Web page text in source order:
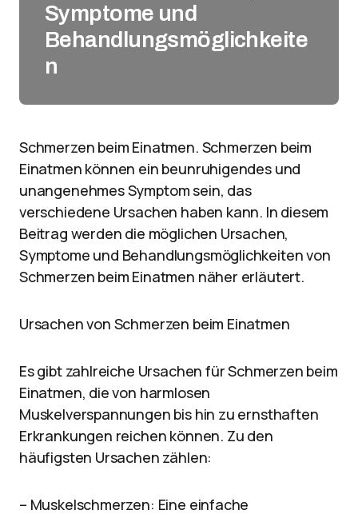
Symptome und
Behandlungsmöglichkeite
n
Schmerzen beim Einatmen. Schmerzen beim
Einatmen können ein beunruhigendes und
unangenehmes Symptom sein, das
verschiedene Ursachen haben kann. In diesem
Beitrag werden die möglichen Ursachen,
Symptome und Behandlungsmöglichkeiten von
Schmerzen beim Einatmen näher erläutert.
Ursachen von Schmerzen beim Einatmen
Es gibt zahlreiche Ursachen für Schmerzen beim
Einatmen, die von harmlosen
Muskelverspannungen bis hin zu ernsthaften
Erkrankungen reichen können. Zu den
häufigsten Ursachen zählen:
– Muskelschmerzen: Eine einfache